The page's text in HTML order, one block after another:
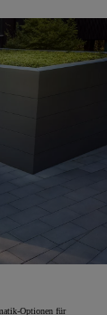
Optionen für